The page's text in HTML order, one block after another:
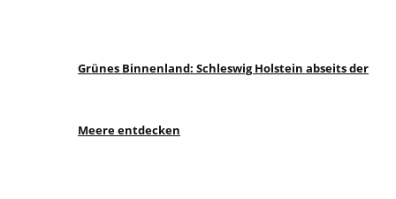
Grünes Binnenland: Schleswig Holstein abseits der
Meere entdecken